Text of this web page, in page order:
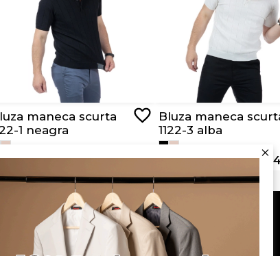
maneca scurta
1 neagra
129,00 RON 64,50
Bluza maneca
1122-3 alba
RON 129,00 RON
clienți